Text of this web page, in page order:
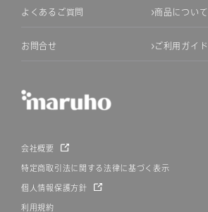
よくあるご質問 商品について
お問合せ ご利用ガイド
会社概要
特定商取引法に関する法律に基づく表示
個人情報保護方針
利用規約